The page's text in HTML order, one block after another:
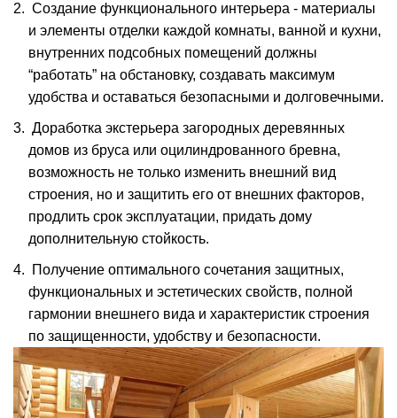
Создание функционального интерьера - материалы
и элементы отделки каждой комнаты, ванной и кухни,
внутренних подсобных помещений должны
“работать” на обстановку, создавать максимум
удобства и оставаться безопасными и долговечными.
Доработка экстерьера загородных деревянных
домов из бруса или оцилиндрованного бревна,
возможность не только изменить внешний вид
строения, но и защитить его от внешних факторов,
продлить срок эксплуатации, придать дому
дополнительную стойкость.
Получение оптимального сочетания защитных,
функциональных и эстетических свойств, полной
гармонии внешнего вида и характеристик строения
по защищенности, удобству и безопасности.